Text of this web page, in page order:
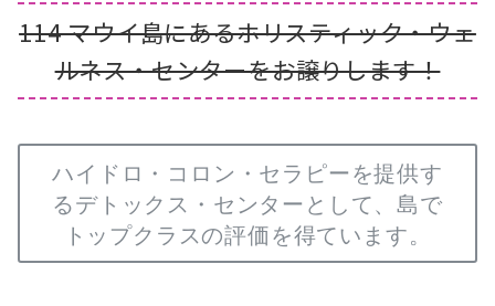
114 マウイ島にあるホリスティック・ウェ
ルネス・センターをお譲りします！
ハイドロ・コロン・セラピーを提供す
るデトックス・センターとして、島で
トップクラスの評価を得ています。